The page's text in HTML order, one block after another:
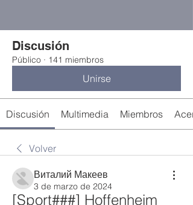
Discusión
Público · 141 miembros
Unirse
Discusión Multimedia Miembros
Volver
Виталий Макеев
3 de marzo de 2024
[Sport###] Hoffenheim